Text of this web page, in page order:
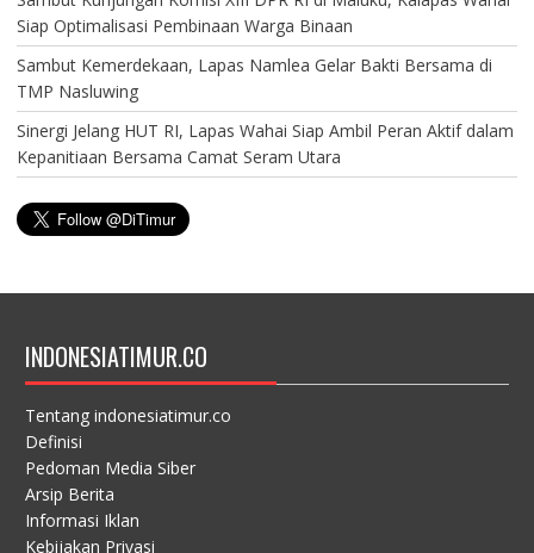
Siap Optimalisasi Pembinaan Warga Binaan
Sambut Kemerdekaan, Lapas Namlea Gelar Bakti Bersama di
TMP Nasluwing
Sinergi Jelang HUT RI, Lapas Wahai Siap Ambil Peran Aktif dalam
Kepanitiaan Bersama Camat Seram Utara
INDONESIATIMUR.CO
Tentang indonesiatimur.co
Definisi
Pedoman Media Siber
Arsip Berita
Informasi Iklan
Kebijakan Privasi